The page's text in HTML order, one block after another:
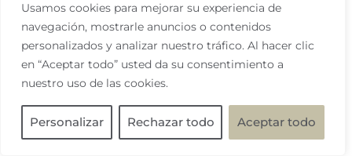
Usamos cookies para mejorar su experiencia de
navegación, mostrarle anuncios o contenidos
personalizados y analizar nuestro tráfico. Al hacer clic
en “Aceptar todo” usted da su consentimiento a
nuestro uso de las cookies.
Personalizar Rechazar todo Aceptar todo